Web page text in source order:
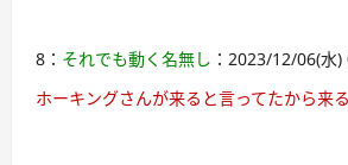
8： それでも動く名無し ：2023/12/06(水
ホーキングさんが来ると言ってたから来